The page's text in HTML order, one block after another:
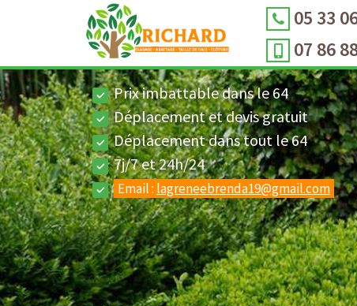
05 33
07 86
Prix imbattable dans le 64
Déplacement et devis gratuit
Déplacement dans tout le 64
7j/7 et 24h/24
Email : lagreneebrenda19@gmail.com